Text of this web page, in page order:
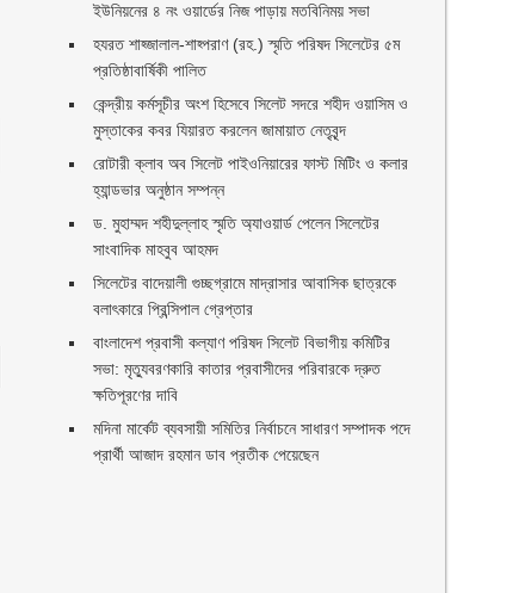
ইউনিয়নের ৪ নং ওয়ার্ডের নিজ পাড়ায় মতবিনিময় সভা
হযরত শাহ্জালাল-শাহ্পরাণ (রহ.) স্মৃতি পরিষদ সিলেটের ৫ম
প্রতিষ্ঠাবার্ষিকী পালিত ‎​
কেন্দ্রীয় কর্মসূচীর অংশ হিসেবে সিলেট সদরে শহীদ ওয়াসিম ও
মুস্তাকের কবর যিয়ারত করলেন জামায়াত নেতৃবৃন্দ ‎
রোটারী ক্লাব অব সিলেট পাইওনিয়ারের ফাস্ট মিটিং ও কলার
হ্যান্ডভার অনুষ্ঠান সম্পন্ন
ড. মুহাম্মদ শহীদুল্লাহ স্মৃতি অ্যাওয়ার্ড পেলেন সিলেটের
সাংবাদিক মাহবুব আহমদ
সিলেটের বাদেয়ালী গুচ্ছগ্রামে মাদ্রাসার আবাসিক ছাত্রকে
বলাৎকারে প্রিন্সিপাল গ্রেপ্তার ‎
বাংলাদেশ প্রবাসী কল্যাণ পরিষদ সিলেট বিভাগীয় কমিটির
সভা: মৃত্যুবরণকারি কাতার প্রবাসীদের পরিবারকে দ্রুত
ক্ষতিপূরণের দাবি
মদিনা মার্কেট ব্যবসায়ী সমিতির নির্বাচনে সাধারণ সম্পাদক পদে
প্রার্থী আজাদ রহমান ডাব প্রতীক পেয়েছেন ‎